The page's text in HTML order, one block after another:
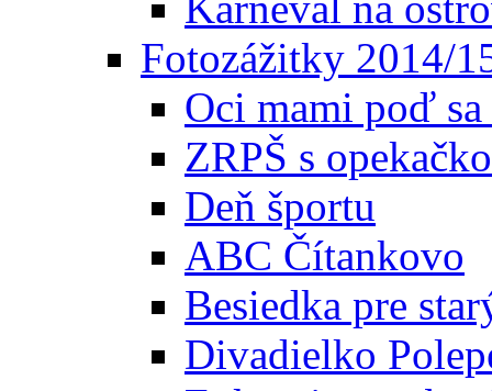
Fotozážitky 2014/
Oci mami poď
ZRPŠ s
Deň športu
ABC Čítankovo
Besiedka pre
Divadielko